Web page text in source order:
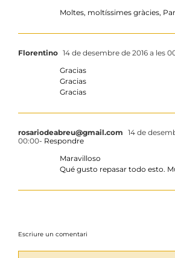
Moltes, moltíssimes gràcies,
Florentino 14 de desembre de 2016 a les
Gracias
Gracias
Gracias
rosariodeabreu@gmail.com 14 de
00:00- Respondre
Maravilloso
Qué gusto repasar todo esto.
Escriure un comentari